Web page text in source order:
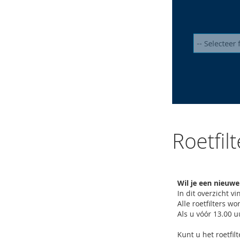
Wil je een
In dit overzicht
Alle roetfilters
Als u vóór 13.00
Kunt u het